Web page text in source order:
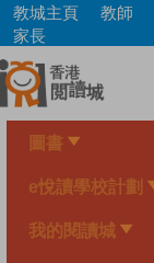
Skip
main
content
教城主頁 教師
家長
圖書
e悅讀學校計劃
我的閱讀城